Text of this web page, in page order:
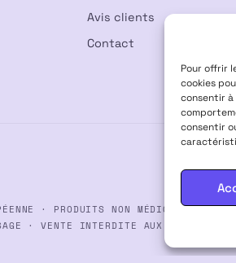
Pour offrir
cookies
consentir
consentir
Avis clients
Contact
· PRODUITS NON
· VENTE INTERDITE AUX MINEURS